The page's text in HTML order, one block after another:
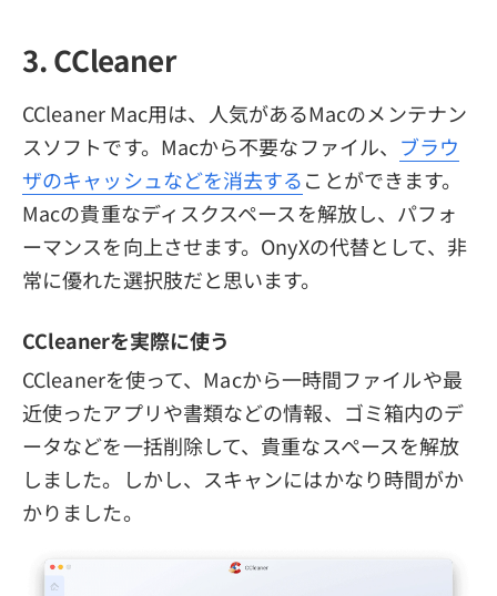
3. CCleaner
CCleaner Mac用は、人気があるMacのメンテナン
スソフトです。Macから不要なファイル、 ブラウ
ザのキャッシュなどを消去することができます。
Macの貴重なディスクスペースを解放し、パフォ
ーマンスを向上させます。OnyXの代替として、非
常に優れた選択肢だと思います。
CCleanerを実際に使う
CCleanerを使って、Macから一時間ファイルや最
近使ったアプリや書類などの情報、ゴミ箱内のデ
ータなどを一括削除して、貴重なスペースを解放
しました。しかし、スキャンにはかなり時間がか
かりました。